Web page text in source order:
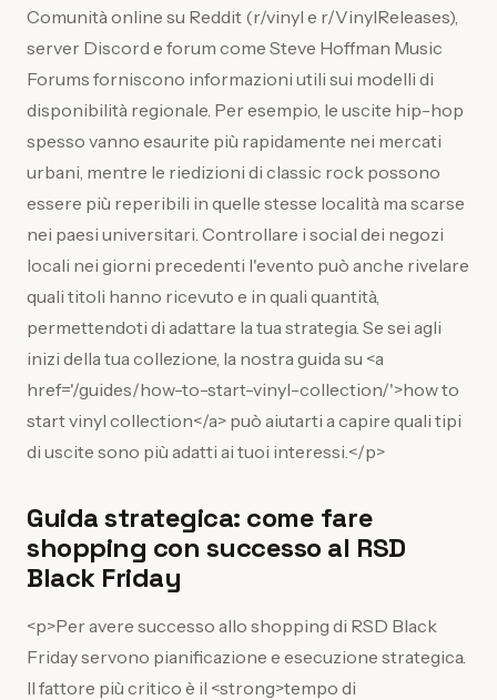
Comunità online su Reddit (r/vinyl e r/VinylReleases),
server Discord e forum come Steve Hoffman Music
Forums forniscono informazioni utili sui modelli di
disponibilità regionale. Per esempio, le uscite hip-hop
spesso vanno esaurite più rapidamente nei mercati
urbani, mentre le riedizioni di classic rock possono
essere più reperibili in quelle stesse località ma scarse
nei paesi universitari. Controllare i social dei negozi
locali nei giorni precedenti l'evento può anche rivelare
quali titoli hanno ricevuto e in quali quantità,
permettendoti di adattare la tua strategia. Se sei agli
inizi della tua collezione, la nostra guida su <a
href='/guides/how-to-start-vinyl-collection/'>how to
start vinyl collection</a> può aiutarti a capire quali tipi
di uscite sono più adatti ai tuoi interessi.</p>
Guida strategica: come fare
shopping con successo al RSD
Black Friday
<p>Per avere successo allo shopping di RSD Black
Friday servono pianificazione e esecuzione strategica.
Il fattore più critico è il <strong>tempo di